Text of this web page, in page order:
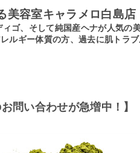
容室キャラメロ白島
ゴ、そして純国産ヘナが人気の
ルギー体質の方、過去に肌トラ
お問い合わせが急増中！】